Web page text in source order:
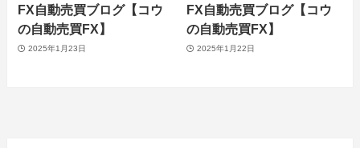
FX自動売買ブログ【コウ
の自動売買FX】
2025年1月23日
FX自動売買ブログ【コウ
の自動売買FX】
2025年1月22日